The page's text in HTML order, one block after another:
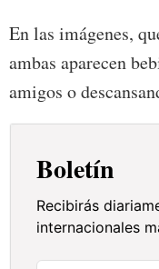
En las imágenes,
ambas aparecen
amigos o
Boletín
Recibirás
internacionales